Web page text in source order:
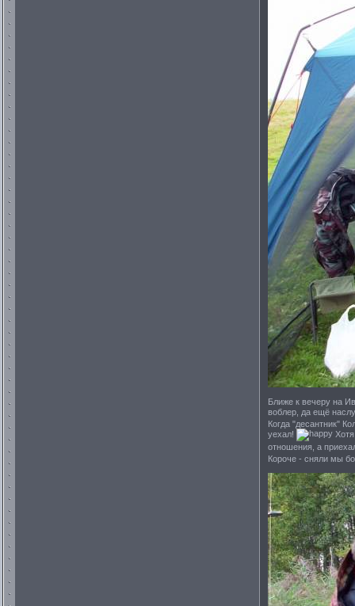
Ближе к вечеру на
воблер, да ещё
Когда "десантник"
уехал!
отношения, а
Короче - сняли мы